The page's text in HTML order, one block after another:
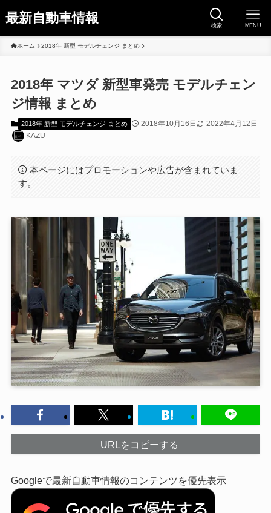
最新自動車情報 検索 MENU
ホーム 2018年 新型 モデルチェンジ まとめ
2018年 マツダ 新型車発売 モデルチェン
ジ情報 まとめ
2018年 新型 モデルチェンジ まとめ 2018年10月16日
2022年4月12日
KAZU
本ページにはプロモーションや広告が含まれていま
す。
URLをコピーする
Googleで最新自動車情報のコンテンツを優先表示